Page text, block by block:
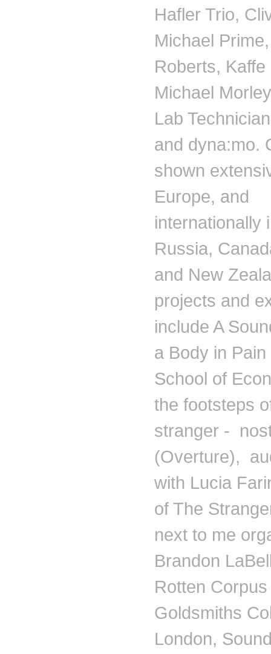
Hafler Trio,
Michael
Roberts, Kaffe
Michael
Lab
and dyna:mo.
shown
Europe, and
internationally
Russia,
and New
projects and
include A
a Body in
School of
the footsteps
stranger -
(Overture),
with Lucia
of The
next to me
Brandon
Rotten
Goldsmiths
London,